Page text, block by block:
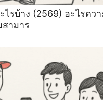
ไรบ้าง (2569) อะไรคว
ามาร